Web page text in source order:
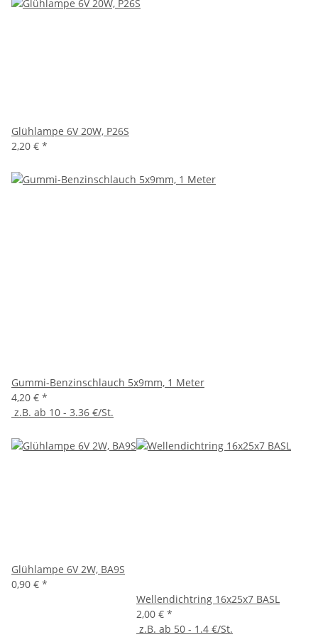
Glühlampe 6V 20W, P26S
2,20 € *
Gummi-Benzinschlauch 5x9mm, 1 Meter
4,20 € *
z.B. ab 10 - 3.36 €/St.
Glühlampe 6V 2W, BA9S
0,90 € *
Wellendichtring 16x25x7 BASL
2,00 € *
z.B. ab 50 - 1.4 €/St.